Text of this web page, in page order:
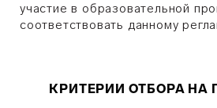
участие в образовательной
соответствовать данному
КРИТЕРИИ ОТБОРА НА